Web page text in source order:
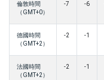
倫敦時間
（GMT+0）
-7 -6
德國時間
（GMT+2）
-2 -1
法國時間
（GMT+2）
-2 -1